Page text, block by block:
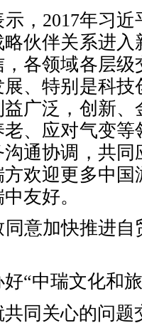
，2017年习
伙伴关系进
，各领域各层
展、特别是科
广泛，创新
、应对气变
通协调，共
方欢迎更多中
友好。
同意加快推进
“中瑞文化和
共同关心的问题